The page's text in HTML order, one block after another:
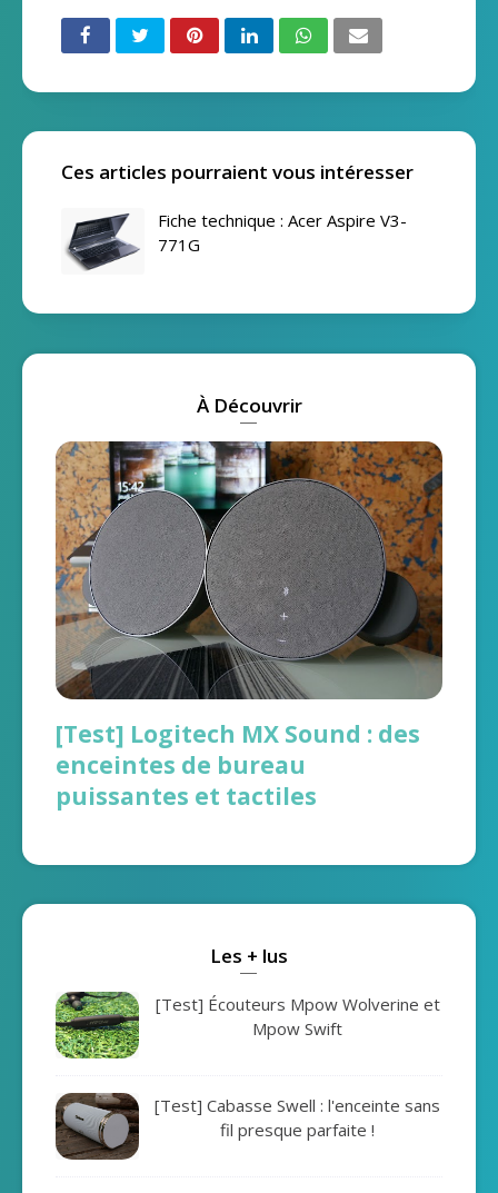
Ces articles pourraient vous intéresser
Fiche technique : Acer Aspire V3-
771G
À Découvrir
[Test] Logitech MX Sound : des
enceintes de bureau
puissantes et tactiles
Les + lus
[Test] Écouteurs Mpow Wolverine et
Mpow Swift
[Test] Cabasse Swell : l'enceinte sans
fil presque parfaite !